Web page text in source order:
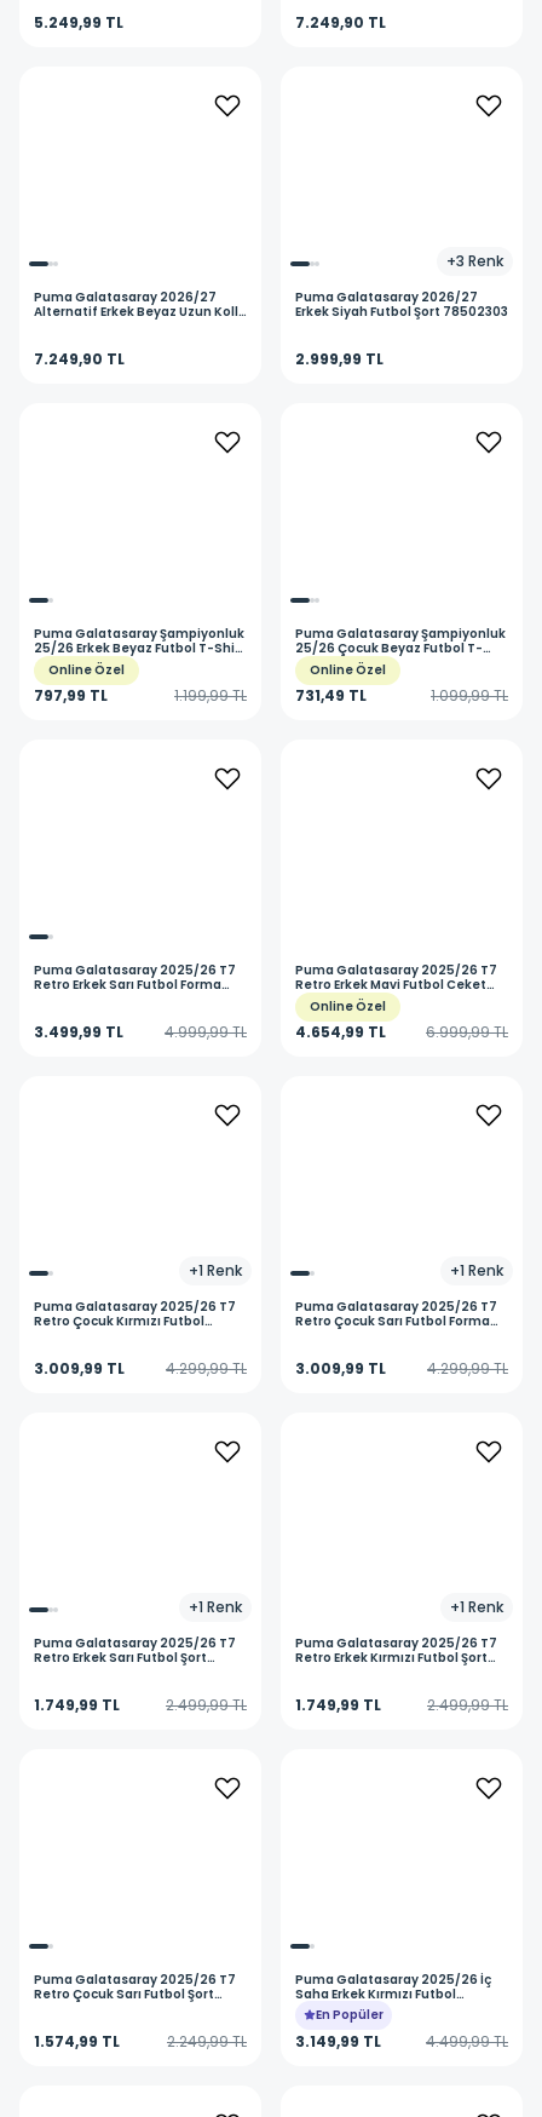
5.249,99 TL 7.249,90 TL
PumaGalatasaray 2026/27
Alternatif Erkek Beyaz Uzun Kollu
7.249,90 TL
+3 Renk
PumaGalatasaray 2026/27
Erkek Siyah Futbol Şort 78502303
2.999,99 TL
PumaGalatasaray Şampiyonluk
25/26 Erkek Beyaz Futbol T-Shirt
79229904
Online Özel
797,99 TL 1.199,99 TL
PumaGalatasaray Şampiyonluk
25/26 Çocuk Beyaz Futbol T-
Shirt 79230004
Online Özel
731,49 TL 1.099,99 TL
PumaGalatasaray 2025/26 T7
Retro Erkek Sarı Futbol Forma
3.499,99 TL 4.999,99 TL
PumaGalatasaray 2025/26 T7
Retro Erkek Mavi Futbol Ceket
78820182
Online Özel
4.654,99 TL 6.999,99 TL
+1 Renk
PumaGalatasaray 2025/26 T7
Retro Çocuk Kırmızı Futbol
3.009,99 TL 4.299,99 TL
+1 Renk
PumaGalatasaray 2025/26 T7
Retro Çocuk Sarı Futbol Forma
3.009,99 TL 4.299,99 TL
+1 Renk
PumaGalatasaray 2025/26 T7
Retro Erkek Sarı Futbol Şort
1.749,99 TL 2.499,99 TL
+1 Renk
PumaGalatasaray 2025/26 T7
Retro Erkek Kırmızı Futbol Şort
1.749,99 TL 2.499,99 TL
PumaGalatasaray 2025/26 T7
Retro Çocuk Sarı Futbol Şort
1.574,99 TL 2.249,99 TL
PumaGalatasaray 2025/26 İç
Saha Erkek Kırmızı Futbol
Forması 77980901
En Popüler
3.149,99 TL 4.499,99 TL